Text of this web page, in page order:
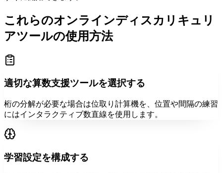
これらのオンラインディスカリキュリ
アツールの使用方法
適切な算数支援ツールを選択する
桁の分解が必要な場合は位取り計算機を、位置や間隔の練習
にはインタラクティブ数直線を使用します。
学習設定を構成する